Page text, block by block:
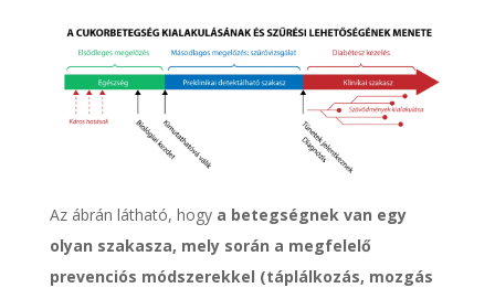
Az ábrán látható, hogy a betegségnek van egy
olyan szakasza, mely során a megfelelő
prevenciós módszerekkel (táplálkozás, mozgás